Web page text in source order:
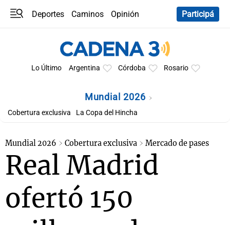
Deportes Caminos
Opinión
Participá
Lo Último Argentina Córdoba Rosario
Mundial 2026
Cobertura exclusiva La Copa del Hincha
Mundial 2026 Cobertura exclusiva Mercado de pases
Real Madrid
ofertó 150